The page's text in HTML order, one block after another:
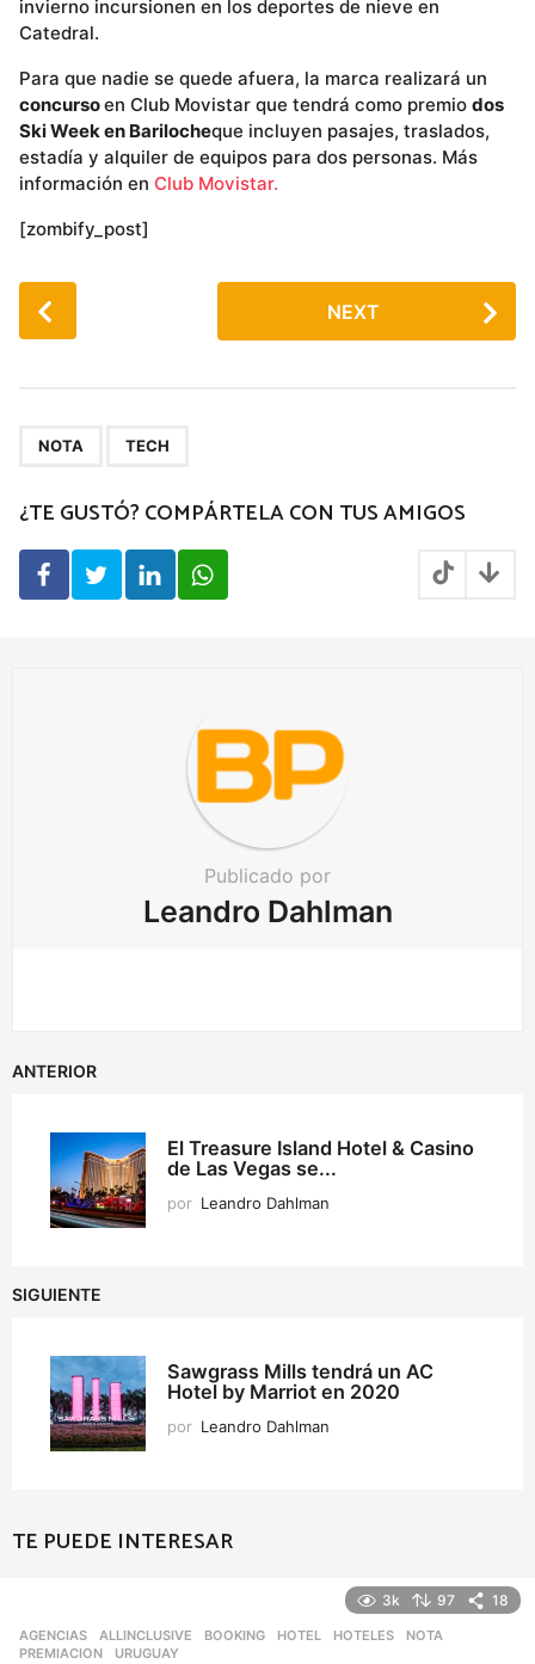
invierno incursionen en los deportes de nieve en
Catedral.
Para que nadie se quede afuera, la marca realizará un
concursoen Club Movistar que tendrá como premio dos
Ski Week en Barilocheque incluyen pasajes, traslados,
estadía y alquiler de equipos para dos personas. Más
información en Club Movistar.
[zombify_post]
P
o
i
n
t
NEXT
NOTA TECH
¿TE GUSTÓ? COMPÁRTELA CON TUS AMIGOS
Publicado por
Leandro Dahlman
ANTERIOR
El Treasure Island Hotel & Casino
de Las Vegas se...
por Leandro Dahlman
SIGUIENTE
Sawgrass Mills tendrá un AC
Hotel by Marriot en 2020
por Leandro Dahlman
TE PUEDE INTERESAR
3k 97 18
AGENCIAS ALLINCLUSIVE ,BOOKING ,HOTEL ,HOTELES ,NOTA
PREMIACION
,URUGUAY